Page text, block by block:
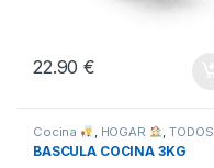
22.90€
Cocina , HOGAR ,TODOS
BASCULA COCINA 3KG